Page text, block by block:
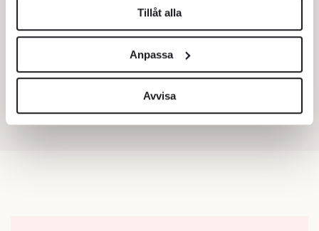
Vi använder enhetsidentifierare för att anpassa innehållet
för sociala medier och analysera vår trafik. Vi
vidarebefordrar även sådana identifierare och annan
information från din enhet till de sociala medier och
annons- och analysföretag som vi samarbetar med.
Tillåt alla
Anpassa
Avvisa